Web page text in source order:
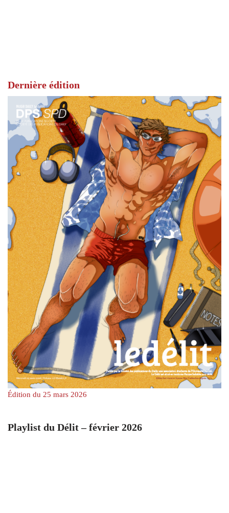
Dernière édition
Édition du 25 mars 2026
Playlist du Délit – février 2026